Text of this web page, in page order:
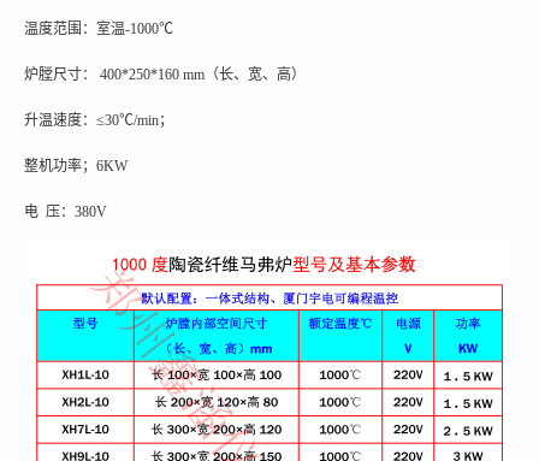
温度范围：室温-1000℃
炉膛尺寸： 400*250*160 mm （长、宽、高）
升温速度：≤30℃/min；
整机功率； 6KW
电 压： 380V